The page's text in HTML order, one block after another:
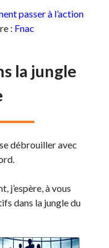
passer à l’action
: Fnac
la jungle
débrouiller avec
j’espère, à vous
dans la jungle du